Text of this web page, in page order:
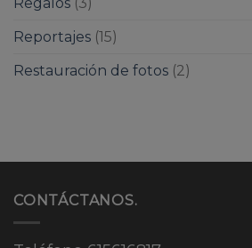
Regalos (3)
Reportajes (15)
Restauración de fotos (2)
CONTÁCTANOS.